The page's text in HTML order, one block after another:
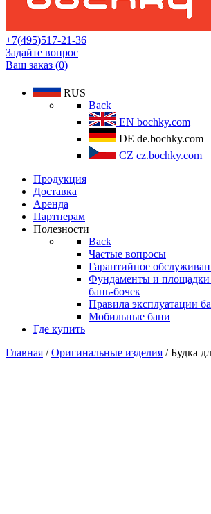
+7(495)517-21-36
Задайте вопрос
Ваш заказ (0)
RUS
Back
EN bochky.com
DE de.bochky.com
CZ cz.bochky.com
Продукция
Доставка
Аренда
Партнерам
Полезности
Back
Частые вопросы
Гарантийное
Фундаменты и площадки
бань-бочек
Правила эксплуатации
Мобильные бани
Где купить
Главная /Оригинальные изделия / Будка